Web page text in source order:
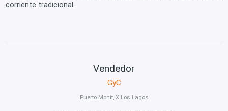
corriente tradicional.
Vendedor
GyC
Puerto Montt, X Los Lagos